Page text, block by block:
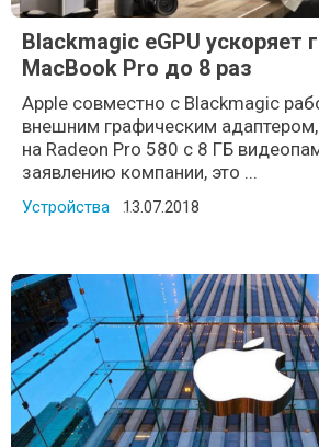
Blackmagic eGPU ускоряет
MacBook Pro до 8 раз
Apple совместно с Blackmagic
внешним графическим
на Radeon Pro 580 с 8 ГБ
заявлению компании, это ...
Устройства Posted on
13.07.2018